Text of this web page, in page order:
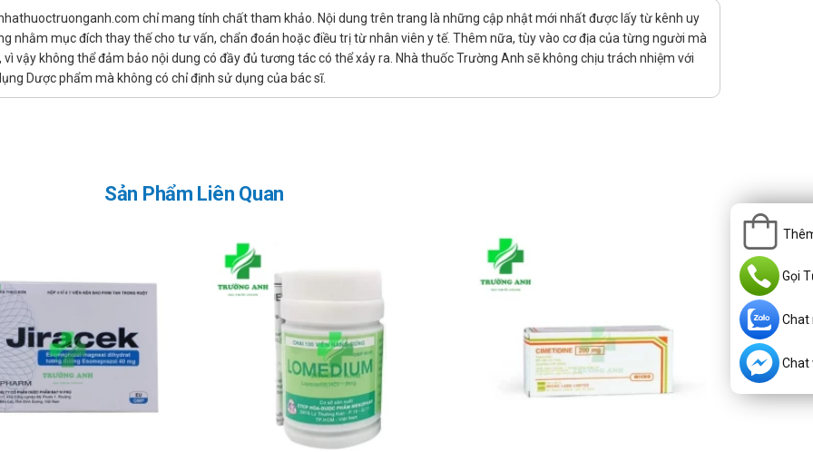
nhỏ, phụ nữ có thai hay người già cần hỏi ý kiến từ chuyên gia y tế.
hợp lý, thể thao hàng ngày để cải thiện sức khỏe tổng thể.
cho con bú
tràng, thuốc Kagasdine 20mg còn đem đến một vài tác dụng phụ khó tránh khỏi cho người bệnh như sau:
đi tiêu, chướng hơi, nôn mửa…
nghẹn họng.
kèm theo.
chỉ mang tính chất tham khảo. Nội dung trên trang là những cập nhật mới nhất được lấy từ kênh uy
nhằm mục đích thay thế cho tư vấn, chẩn đoán hoặc điều trị từ nhân viên y tế. Thêm nữa, tùy vào cơ địa của từng người mà
vậy không thể đảm bảo nội dung có đầy đủ tương tác có thể xảy ra. Nhà thuốc Trường Anh sẽ không chịu trách nhiệm với
Dược phẩm mà không có chỉ định sử dụng của bác sĩ.
Sản Phẩm Liên Quan
Gọi
Chat
Chat